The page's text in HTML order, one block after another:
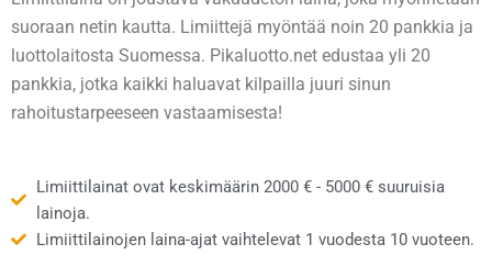
suoraan netin kautta. Limiittejä myöntää noin 20 pankkia ja
luottolaitosta Suomessa. Pikaluotto.net edustaa yli 20
pankkia, jotka kaikki haluavat kilpailla juuri sinun
rahoitustarpeeseen vastaamisesta!
Limiittilainat ovat keskimäärin 2000 € - 5000 € suuruisia
lainoja.
Limiittilainojen laina-ajat vaihtelevat 1 vuodesta 10 vuoteen.